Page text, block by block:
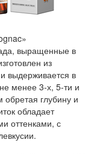
выращенные в
из
выдерживается в
менее 3-х, 5-ти и
обретая глубину и
обладает
оттенками, с